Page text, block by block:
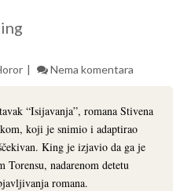
Nema komentara
“Isijavanja”, romana Stivena
koji je snimio i adaptirao
King je izjavio da ga je
Torensu, nadarenom detetu
romana.